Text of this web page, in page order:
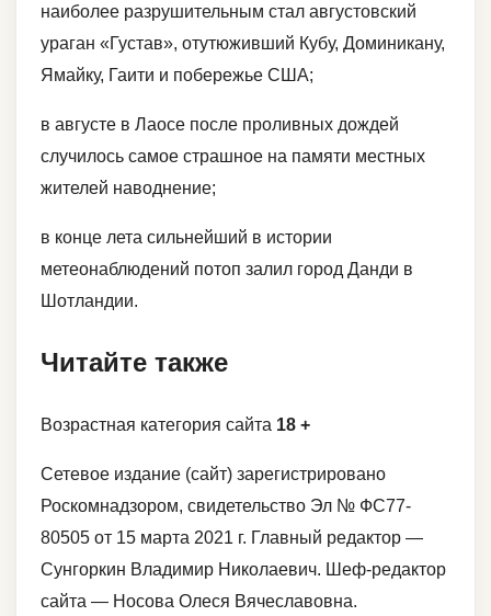
наиболее разрушительным стал августовский
ураган «Густав», отутюживший Кубу, Доминикану,
Ямайку, Гаити и побережье США;
в августе в Лаосе после проливных дождей
случилось самое страшное на памяти местных
жителей наводнение;
в конце лета сильнейший в истории
метеонаблюдений потоп залил город Данди в
Шотландии.
Читайте также
Возрастная категория сайта 18 +
Сетевое издание (сайт) зарегистрировано
Роскомнадзором, свидетельство Эл № ФС77-
80505 от 15 марта 2021 г. Главный редактор —
Сунгоркин Владимир Николаевич. Шеф-редактор
сайта — Носова Олеся Вячеславовна.